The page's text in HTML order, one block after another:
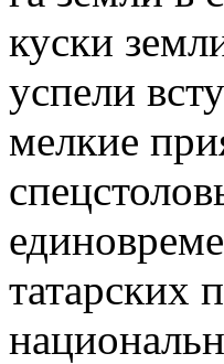
куски
успели
мелкие
татарских